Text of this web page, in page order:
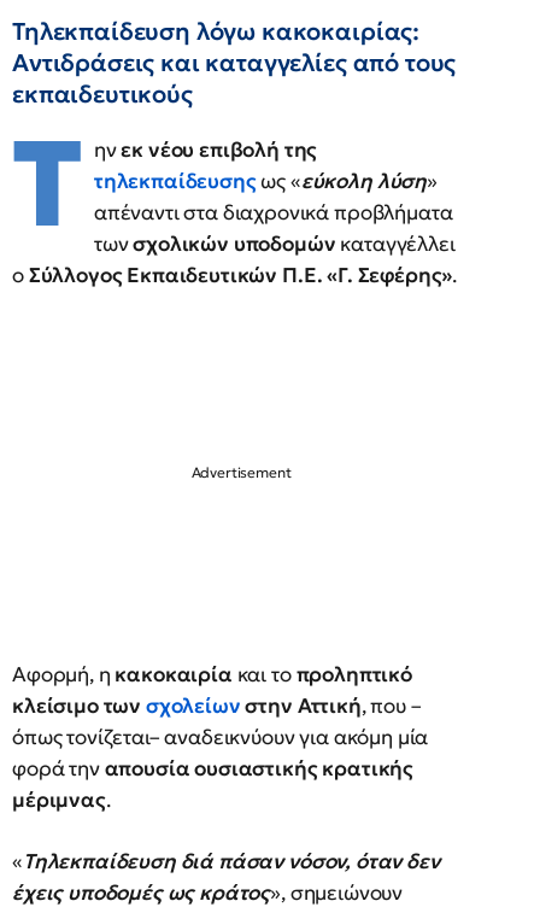
Τηλεκπαίδευση λόγω κακοκαιρίας:
Αντιδράσεις και καταγγελίες από τους
εκπαιδευτικούς
Τ ηνεκ νέου επιβολή της
τηλεκπαίδευσηςως «εύκολη λύση»
απέναντι στα διαχρονικά προβλήματα
τωνσχολικών υποδομών καταγγέλλει
οΣύλλογος Εκπαιδευτικών Π.Ε. «Γ. Σεφέρης».
Αφορμή, η κακοκαιρία και τοπροληπτικό
κλείσιμο των σχολείωνστην Αττική, που –
όπως τονίζεται– αναδεικνύουν για ακόμη μία
φορά τηναπουσία ουσιαστικής κρατικής
μέριμνας.
«Τηλεκπαίδευση διά πάσαν νόσον, όταν δεν
έχεις υποδομές ως κράτος», σημειώνουν